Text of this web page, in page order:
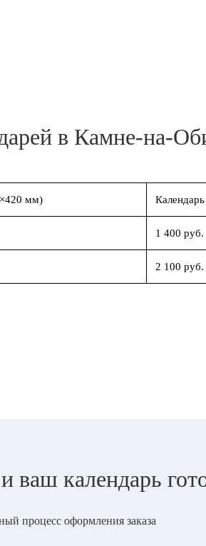
в Камне-на-
мм)
1 400 руб.
2 100 руб.
ваш календарь
процесс оформления заказа